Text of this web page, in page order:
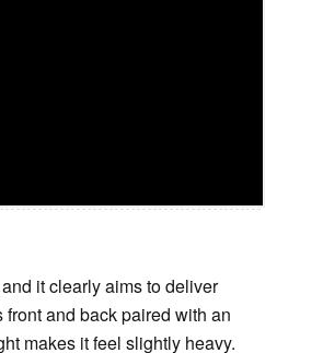
it clearly aims to deliver
and back paired with an
makes it feel slightly heavy.